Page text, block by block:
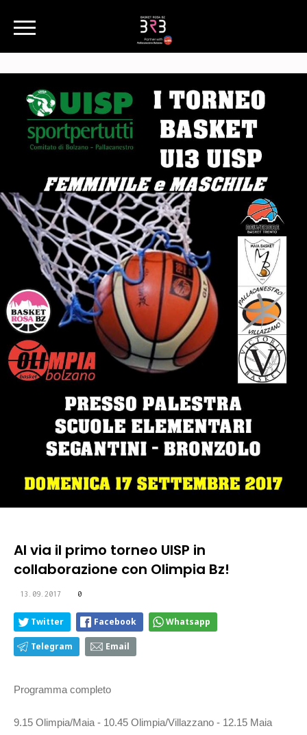
Al via il primo torneo UISP in
collaborazione con Olimpia Bz!
13.09.2017 0
Twitter Facebook Whatsapp
Telegram Email
Programma completo
9.15 Olimpia/Maia - 10.45 Olimpia/Villazzano - 12.15 Maia